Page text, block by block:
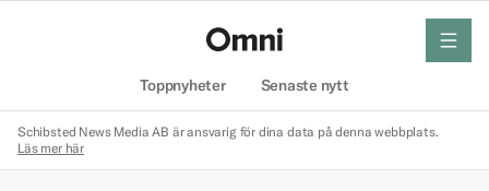
Toppnyheter Senaste nytt
meny
Schibsted News Media AB är ansvarig för dina data på denna webbplats.
Läs mer här